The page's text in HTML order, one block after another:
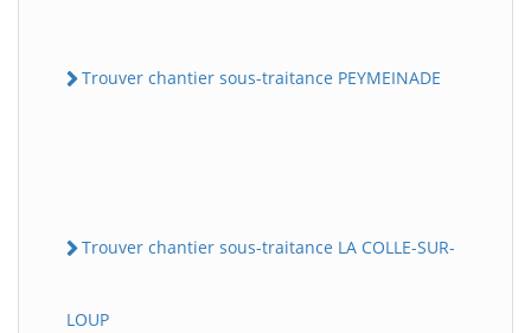
Trouver chantier sous-traitance PEYMEINADE
Trouver chantier sous-traitance LA COLLE-SUR-
LOUP